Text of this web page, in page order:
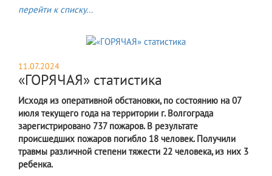
перейти к списку...
11.07.2024
«ГОРЯЧАЯ» статистика
Исходя из оперативной обстановки, по состоянию на 07
июля текущего года на территории г. Волгограда
зарегистрировано 737 пожаров. В результате
происшедших пожаров погибло 18 человек. Получили
травмы различной степени тяжести 22 человека, из них 3
ребенка.